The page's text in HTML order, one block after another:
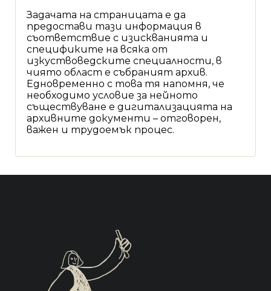
Задачата на страницата е да
предостави тази информация в
съответствие с изискванията и
спецификите на всяка от
изкуствоведските специалности, в
чиято област е събраният архив.
Едновременно с това тя напомня, че
необходимо условие за нейното
съществуване е дигитализацията на
архивните документи – отговорен,
важен и трудоемък процес.